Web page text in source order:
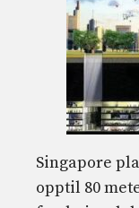
Singapore
opptil 80